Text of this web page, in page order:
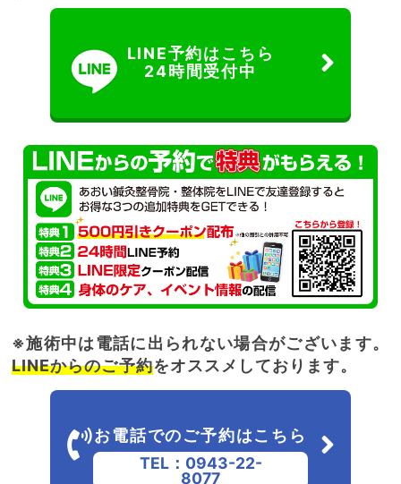
LINE予約はこちら
24時間受付中
※施術中は電話に出られない場合がございます。
LINEからのご予約をオススメしております。
お電話でのご予約はこちら
TEL：0943-22-
8077